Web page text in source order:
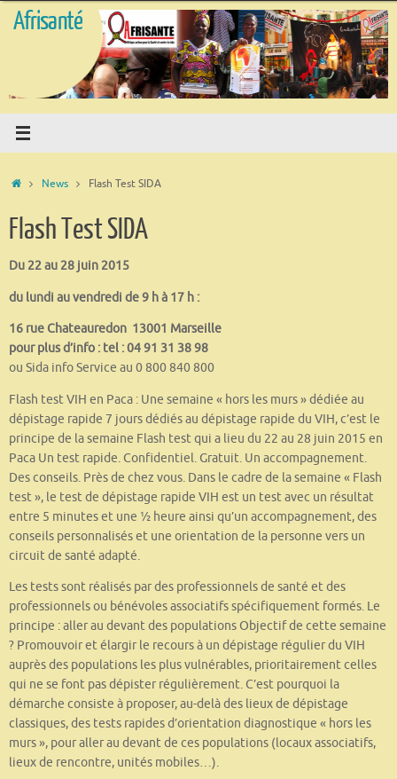
Passer
Afrisanté
Accueil
News Flash Test SIDA
Flash Test SIDA
Du 22 au 28 juin 2015
du lundi au vendredi de 9 h à 17 h :
16 rue Chateauredon 13001 Marseille
pour plus d’info : tel : 04 91 31 38 98
ou Sida info Service au 0 800 840 800
Flash test VIH en Paca : Une semaine « hors les murs » dédiée au
dépistage rapide 7 jours dédiés au dépistage rapide du VIH, c’est le
principe de la semaine Flash test qui a lieu du 22 au 28 juin 2015 en
Paca Un test rapide. Confidentiel. Gratuit. Un accompagnement.
Des conseils. Près de chez vous. Dans le cadre de la semaine « Flash
test », le test de dépistage rapide VIH est un test avec un résultat
entre 5 minutes et une ½ heure ainsi qu’un accompagnement, des
conseils personnalisés et une orientation de la personne vers un
circuit de santé adapté.
Les tests sont réalisés par des professionnels de santé et des
professionnels ou bénévoles associatifs spécifiquement formés. Le
principe : aller au devant des populations Objectif de cette semaine
? Promouvoir et élargir le recours à un dépistage régulier du VIH
auprès des populations les plus vulnérables, prioritairement celles
qui ne se font pas dépister régulièrement. C’est pourquoi la
démarche consiste à proposer, au-delà des lieux de dépistage
classiques, des tests rapides d’orientation diagnostique « hors les
murs », pour aller au devant de ces populations (locaux associatifs,
lieux de rencontre, unités mobiles…).